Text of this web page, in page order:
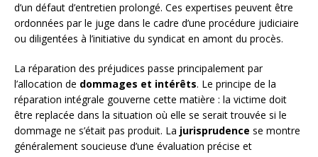
d’un défaut d’entretien prolongé. Ces expertises peuvent être
ordonnées par le juge dans le cadre d’une procédure judiciaire
ou diligentées à l’initiative du syndicat en amont du procès.
La réparation des préjudices passe principalement par
l’allocation de dommages et intérêts. Le principe de la
réparation intégrale gouverne cette matière : la victime doit
être replacée dans la situation où elle se serait trouvée si le
dommage ne s’était pas produit. La jurisprudence se montre
généralement soucieuse d’une évaluation précise et